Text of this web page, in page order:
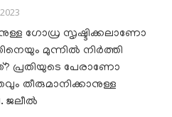
ഗോധ്ര സൃഷ്ടിക്കലാണോ
മുന്നിൽ നിർത്തി
പ്രതിയുടെ പേരാണോ
തീരുമാനിക്കാനുള്ള
ജലീൽ